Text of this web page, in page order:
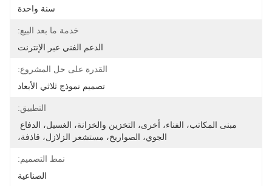
سنة واحدة
خدمة ما بعد البيع:
الدعم الفني عبر الإنترنت
القدرة على حل المشروع:
تصميم نموذج ثلاثي الأبعاد
التطبيق:
مبنى المكاتب، الفناء، أخرى، التخزين والخزانة، الغسيل، الدفاع
الجوي، الصواريخ، مستشعر الزلازل، قاذفة،
نمط التصميم:
الصناعية